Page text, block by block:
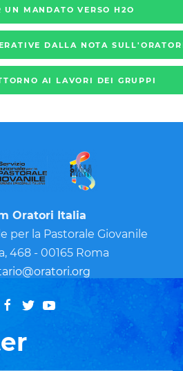
UN MANDATO VERSO H2O
DALLA NOTA
AI LAVORI DEI GRUPPI
Oratori Italia
per la Pastorale Giovanile
468 - 00165 Roma